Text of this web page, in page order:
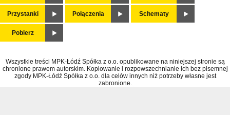
Przystanki Połączenia Schematy
Pobierz
Wszystkie treści MPK-Łódź Spółka z o.o. opublikowane na niniejszej stronie są
chronione prawem autorskim. Kopiowanie i rozpowszechnianie ich bez pisemnej
zgody MPK-Łódź Spółka z o.o. dla celów innych niż potrzeby własne jest
zabronione.